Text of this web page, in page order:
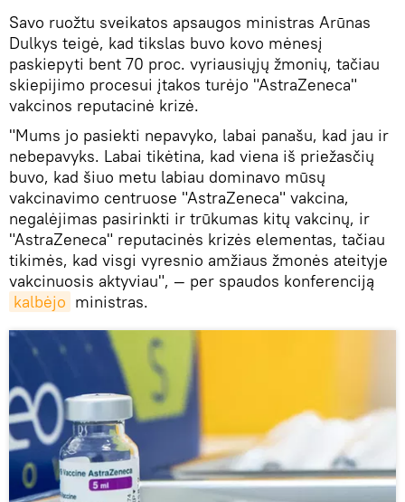
Savo ruožtu sveikatos apsaugos ministras Arūnas
Dulkys teigė, kad tikslas buvo kovo mėnesį
paskiepyti bent 70 proc. vyriausiųjų žmonių, tačiau
skiepijimo procesui įtakos turėjo "AstraZeneca"
vakcinos reputacinė krizė.
"Mums jo pasiekti nepavyko, labai panašu, kad jau ir
nebepavyks. Labai tikėtina, kad viena iš priežasčių
buvo, kad šiuo metu labiau dominavo mūsų
vakcinavimo centruose "AstraZeneca" vakcina,
negalėjimas pasirinkti ir trūkumas kitų vakcinų, ir
"AstraZeneca" reputacinės krizės elementas, tačiau
tikimės, kad visgi vyresnio amžiaus žmonės ateityje
vakcinuosis aktyviau", — per spaudos konferenciją
kalbėjo ministras.